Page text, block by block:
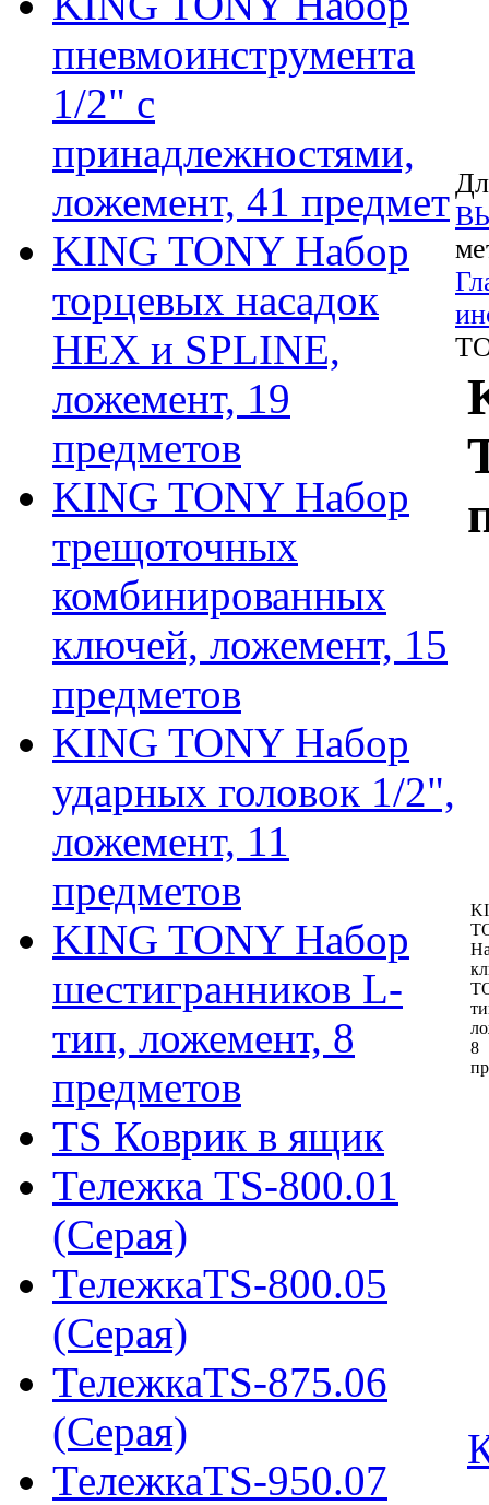
пневмоинструмента
1/2" с
принадлежностями,
ложемент, 41 предмет
KING TONY Набор
торцевых насадок
HEX и SPLINE,
ложемент, 19
предметов
KING TONY Набор
трещоточных
комбинированных
ключей, ложемент, 15
предметов
KING TONY Набор
ударных головок 1/2",
ложемент, 11
предметов
KING TONY Набор
шестигранников L-
тип, ложемент, 8
предметов
TS Коврик в ящик
Тележка TS-800.01
(Серая)
ТележкаTS-800.05
(Серая)
ТележкаTS-875.06
(Серая)
ТележкаTS-950.07
8